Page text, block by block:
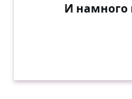
И намного